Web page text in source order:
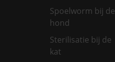
Spoelworm bij de
hond
Sterilisatie bij de
kat